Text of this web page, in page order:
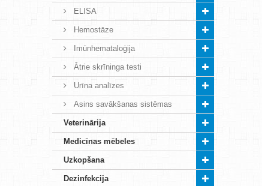
ELISA
Hemostāze
Imūnhemataloģija
Ātrie skrīninga testi
Urīna analīzes
Asins savākšanas sistēmas
Veterinārija
Medicīnas mēbeles
Uzkopšana
Dezinfekcija